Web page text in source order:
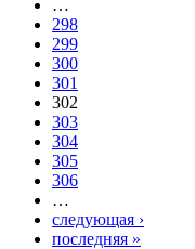
…
298
299
300
301
302
303
304
305
306
…
следующая ›
последняя »